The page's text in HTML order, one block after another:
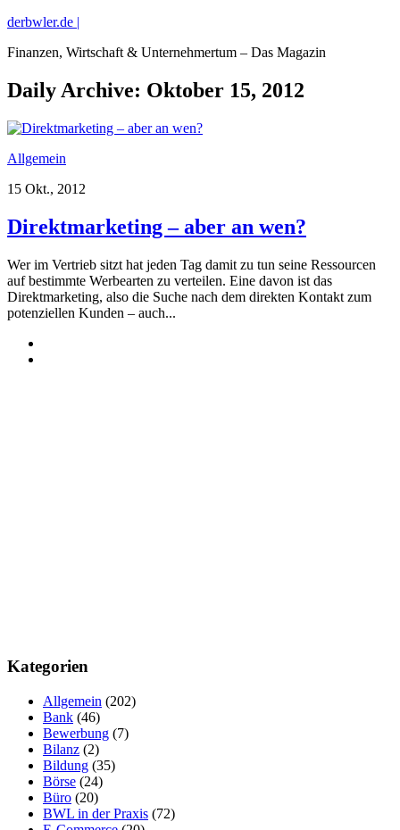
derbwler.de |
Finanzen, Wirtschaft & Unternehmertum – Das Magazin
Daily Archive: Oktober 15, 2012
Allgemein
15 Okt., 2012
Direktmarketing – aber an wen?
Wer im Vertrieb sitzt hat jeden Tag damit zu tun seine Ressourcen
auf bestimmte Werbearten zu verteilen. Eine davon ist das
Direktmarketing, also die Suche nach dem direkten Kontakt zum
potenziellen Kunden – auch...
Kategorien
Allgemein (202)
Bank (46)
Bewerbung (7)
Bilanz (2)
Bildung (35)
Börse (24)
Büro (20)
BWL in der Praxis (72)